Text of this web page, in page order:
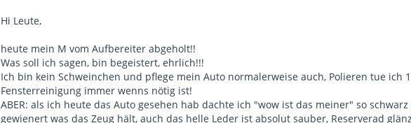
Hi Leute,
heute mein M vom Aufbereiter abgeholt!!
Was soll ich sagen, bin begeistert, ehrlich!!!
Ich bin kein Schweinchen und pflege mein Auto normalerweise auch, Polieren tue ich
Fensterreinigung immer wenns nötig ist!
ABER: als ich heute das Auto gesehen hab dachte ich "wow ist das meiner" so
gewienert was das Zeug hält, auch das helle Leder ist absolut sauber, Reserverad